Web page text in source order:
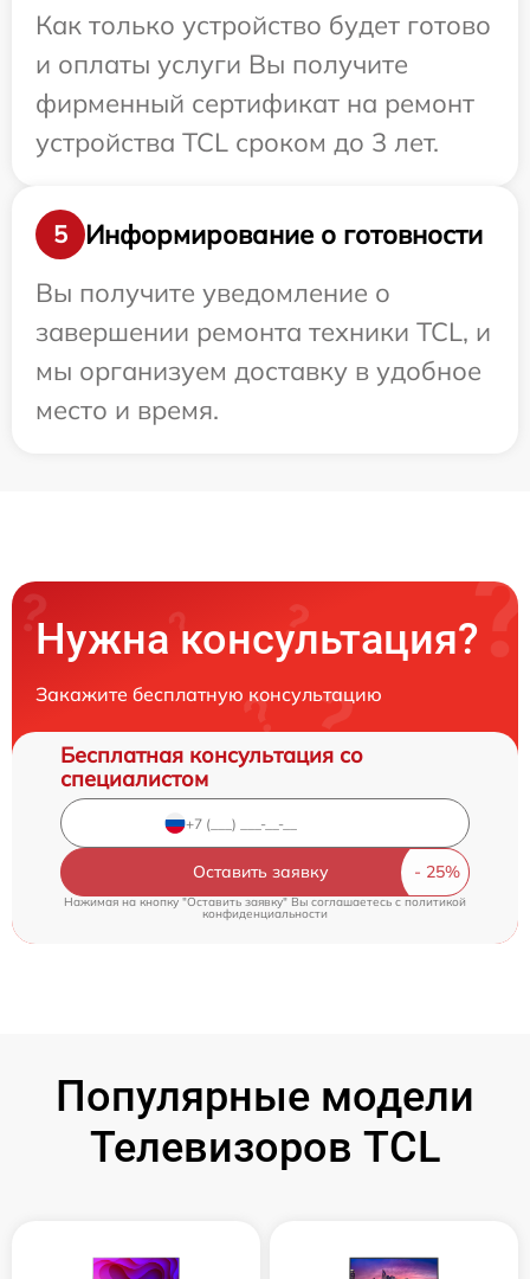
Как только устройство будет готово
и оплаты услуги Вы получите
фирменный сертификат на ремонт
устройства TCL сроком до 3 лет.
5
Информирование о готовности
Вы получите уведомление о
завершении ремонта техники TCL, и
мы организуем доставку в удобное
место и время.
Нужна консультация?
Закажите бесплатную консультацию
Бесплатная консультация со
специалистом
Оставить заявку
Нажимая на кнопку "Оставить заявку" Вы соглашаетесь cполитикой
конфиденциальности
Популярные модели
Телевизоров TCL